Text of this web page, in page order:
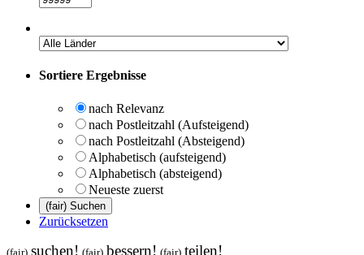
Sortiere Ergebnisse
nach Relevanz
nach Postleitzahl (Aufsteigend)
nach Postleitzahl (Absteigend)
Alphabetisch (aufsteigend)
Alphabetisch (absteigend)
Neueste zuerst
Zurücksetzen
(fair) suchen! (fair) bessern! (fair) teilen!